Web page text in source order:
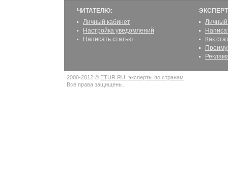
ЧИТАТЕЛЮ:
Личный кабинет
Настройка уведомлений
Написать статью
Личный
Как
2000-2012 © ETUR.RU: эксперты по странам
Все права защищены.